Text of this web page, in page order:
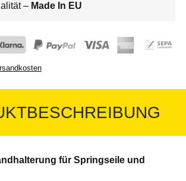
– Made In EU
für Springseile und